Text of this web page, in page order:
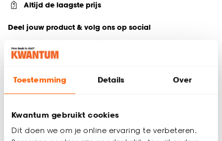
Toestemming Details Over
Kwantum gebruikt cookies
Dit doen we om je online ervaring te verbeteren.
Altijd de laagste prijs
Deel jouw product & volg ons op social
Productomschrijving
Deze katoenen matrasbeschermer zorgt ervoor dat je matras
de afmetingen 80x200 cm. De matrasbeschermer is
elastische banden. Zo blijft hij goed om het matras zitten en